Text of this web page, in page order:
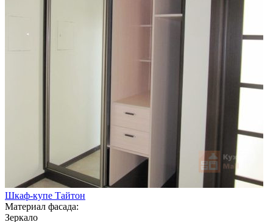
Шкаф-купе Тайтон
Материал фасада:
Зеркало